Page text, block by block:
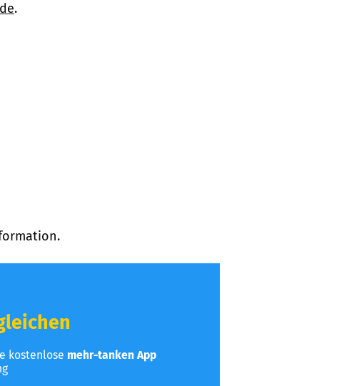
.
kostenlose mehr-tanken App